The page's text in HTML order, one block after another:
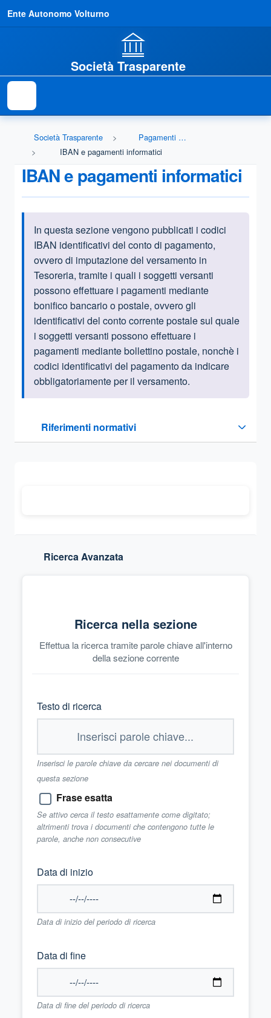
Ente Autonomo Volturno
Società Trasparente
Società Trasparente
Pagamenti dell'amministrazione
IBAN e pagamenti informatici
IBAN e pagamenti informatici
Informazioni introduttive
In questa sezione vengono pubblicati i codici
IBAN identificativi del conto di pagamento,
ovvero di imputazione del versamento in
Tesoreria, tramite i quali i soggetti versanti
possono effettuare i pagamenti mediante
bonifico bancario o postale, ovvero gli
identificativi del conto corrente postale sul quale
i soggetti versanti possono effettuare i
pagamenti mediante bollettino postale, nonchè i
codici identificativi del pagamento da indicare
obbligatoriamente per il versamento.
Riferimenti normativi
Sezione compressa
Ricerca Avanzata
Ricerca nella sezione
Effettua la ricerca tramite parole chiave all'interno
della sezione corrente
Testo di ricerca
Inserisci le parole chiave da cercare nei documenti di
questa sezione
Frase esatta
Se attivo cerca il testo esattamente come digitato;
altrimenti trova i documenti che contengono tutte le
parole, anche non consecutive
Data di inizio
Data di inizio del periodo di ricerca
Data di fine
Data di fine del periodo di ricerca